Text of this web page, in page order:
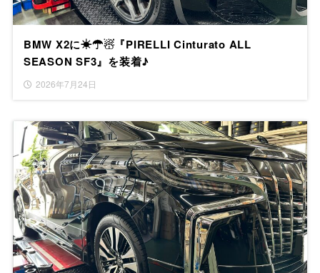
BMW X2に☀☂☃『PIRELLI Cinturato ALL
SEASON SF3』を装着♪
2026年7月24日